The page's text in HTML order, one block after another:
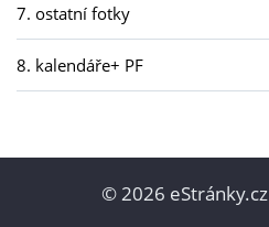
7. ostatní fotky
8. kalendáře+ PF
© 2026 eStránky.cz